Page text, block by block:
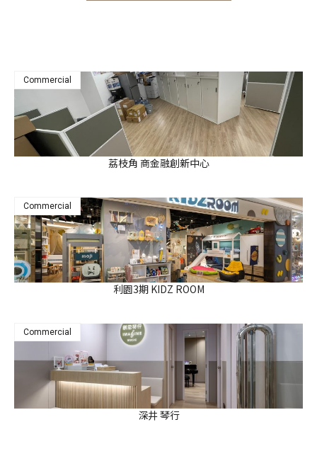
Commercial
荔枝角 商金融創新中心
Commercial
利園3期 KIDZ ROOM
Commercial
深井 琴行